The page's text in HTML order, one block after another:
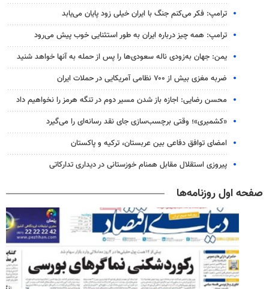
ترامپ: فکر می‌کنم جنگ با ایران خیلی زود پایان می‌یابد
ترامپ: همه چیز درباره ایران به طور استثنایی خوب پیش می‌رود
یمن: جهان به‌زودی ناله سعودی‌ها را پس از حمله به آنها خواهد شنید
ضربه مغزی بیش از ۷۰۰ نظامی آمریکایی در حملات ایران
محسن رضایی: اجازه باز شدن مسیر دوم در تنگه هرمز را نخواهیم داد
«کشمیری»؛ وقتی برچسب‌سازی جای نقد رسانه‌ای را می‌گیرد
امضای توافق دفاعی بین عربستان، ترکیه و پاکستان
پیروزی استقلال مقابل همنام خوزستانی در دیداری تدارکاتی
صفحه اول روزنامه‌ها